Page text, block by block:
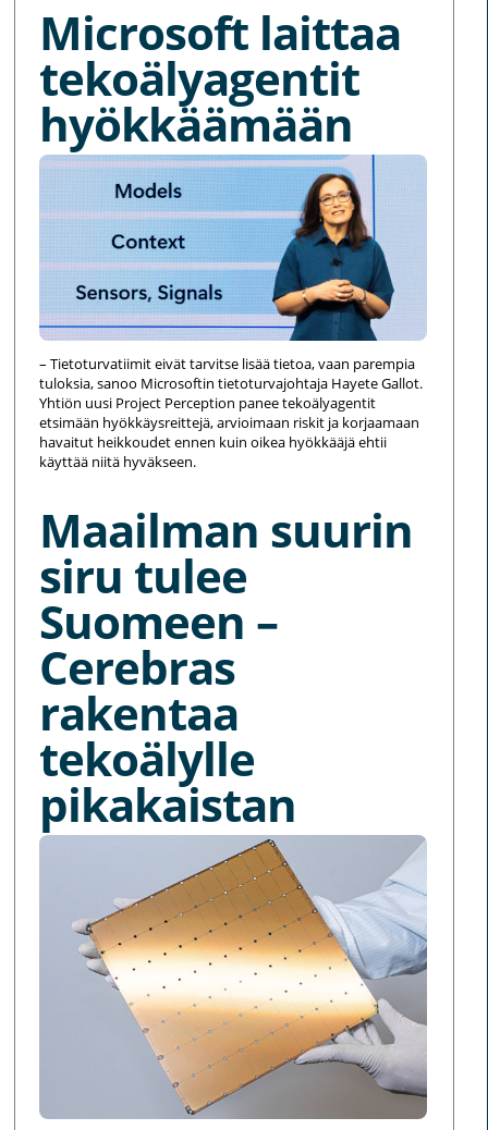
Microsoft laittaa
tekoälyagentit
hyökkäämään
– Tietoturvatiimit eivät tarvitse lisää tietoa, vaan parempia
tuloksia, sanoo Microsoftin tietoturvajohtaja Hayete Gallot.
Yhtiön uusi Project Perception panee tekoälyagentit
etsimään hyökkäysreittejä, arvioimaan riskit ja korjaamaan
havaitut heikkoudet ennen kuin oikea hyökkääjä ehtii
käyttää niitä hyväkseen.
Maailman suurin
siru tulee
Suomeen –
Cerebras
rakentaa
tekoälylle
pikakaistan